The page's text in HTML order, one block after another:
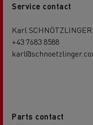
Service contact
Karl SCHNÖTZLINGER
+43 7683 8588
Parts contact